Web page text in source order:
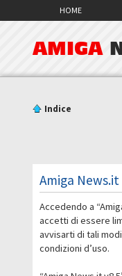
HOME
AMIGA
Indice
Amiga
Accedendo a
accetti di essere
avvisarti di tali
condizioni d’uso.